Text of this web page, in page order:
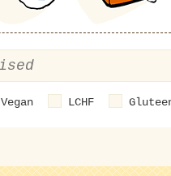
Vegan LCHF